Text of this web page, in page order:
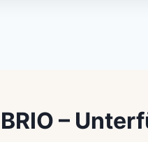
BRIO –